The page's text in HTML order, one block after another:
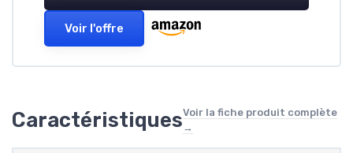
Voir l'offre
CaractéristiquesVoir la fiche produit complète
→